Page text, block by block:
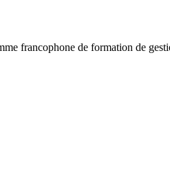
francophone de formation de